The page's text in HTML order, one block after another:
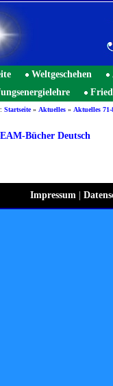
Weltgeschehen
Startseite» Aktuelles» Aktuelles 71-
Bücher Deutsch
Impressum